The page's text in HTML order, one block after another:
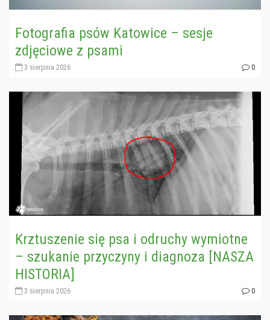
Fotografia psów Katowice – sesje
zdjęciowe z psami
3 sierpnia 2026 0
Krztuszenie się psa i odruchy wymiotne
– szukanie przyczyny i diagnoza [NASZA
HISTORIA]
3 sierpnia 2026 0